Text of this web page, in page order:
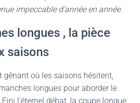
impeccable d’année en année.
longues , la pièce
saisons
gênant où les saisons hésitent,
longues pour aborder le
l’éternel débat, la coupe longue